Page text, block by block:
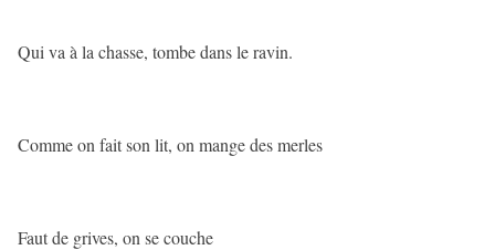
Qui va à la chasse, tombe dans le ravin.
Comme on fait son lit, on mange des merles
Faut de grives, on se couche